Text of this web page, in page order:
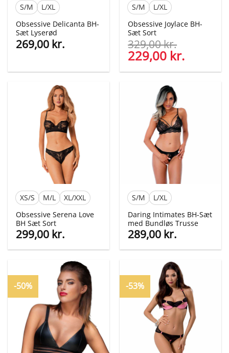
S/M
L/XL
Obsessive Delicanta BH-
Sæt Lyserød
269,00 kr.
S/M
L/XL
Obsessive Joylace BH-
Sæt Sort
329,00kr.
Den
oprindelige
pris
329,00 kr..
229,00 kr.
aktuelle
pris
XS/S M/L
XL/XXL
Obsessive Serena Love
BH Sæt Sort
299,00 kr.
S/M
L/XL
Daring Intimates BH-Sæt
med Bundløs Trusse
289,00 kr.
-50% -53%